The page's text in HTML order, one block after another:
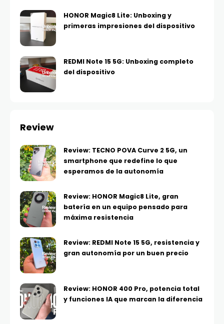
HONOR Magic8 Lite: Unboxing y
primeras impresiones del dispositivo
REDMI Note 15 5G: Unboxing completo
del dispositivo
Review
Review: TECNO POVA Curve 2 5G, un
smartphone que redefine lo que
esperamos de la autonomía
Review: HONOR Magic8 Lite, gran
batería en un equipo pensado para
máxima resistencia
Review: REDMI Note 15 5G, resistencia y
gran autonomía por un buen precio
Review: HONOR 400 Pro, potencia total
y funciones IA que marcan la diferencia